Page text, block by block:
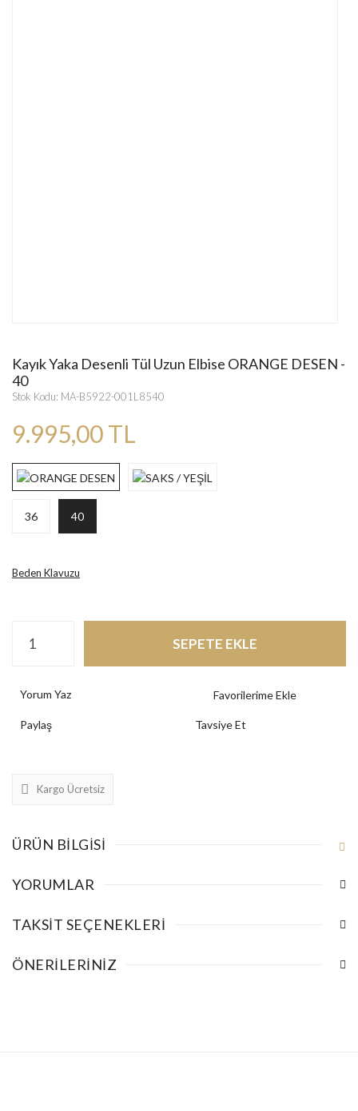
Kayık Yaka Desenli Tül Uzun Elbise ORANGE DESEN -
40
Stok Kodu: MA-B5922-001L8540
9.995,00 TL
36 40
Beden Klavuzu
SEPETE EKLE
Yorum Yaz
Paylaş Tavsiye Et
Kargo Ücretsiz
ÜRÜN BILGISI
YORUMLAR
TAKSIT SEÇENEKLERI
ÖNERILERINIZ